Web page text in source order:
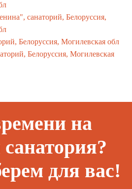
санаторий, Белоруссия,
Белоруссия, Могилевская обл
Белоруссия, Могилевская
на
для вас!